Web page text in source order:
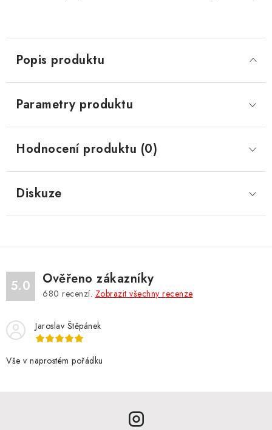
Popis produktu
Parametry produktu
Hodnocení produktu (0)
Diskuze
5.0 Ověřeno zákazníky
680 recenzí. Zobrazit všechny recenze
Jaroslav Štěpánek
Vše v naprostém pořádku